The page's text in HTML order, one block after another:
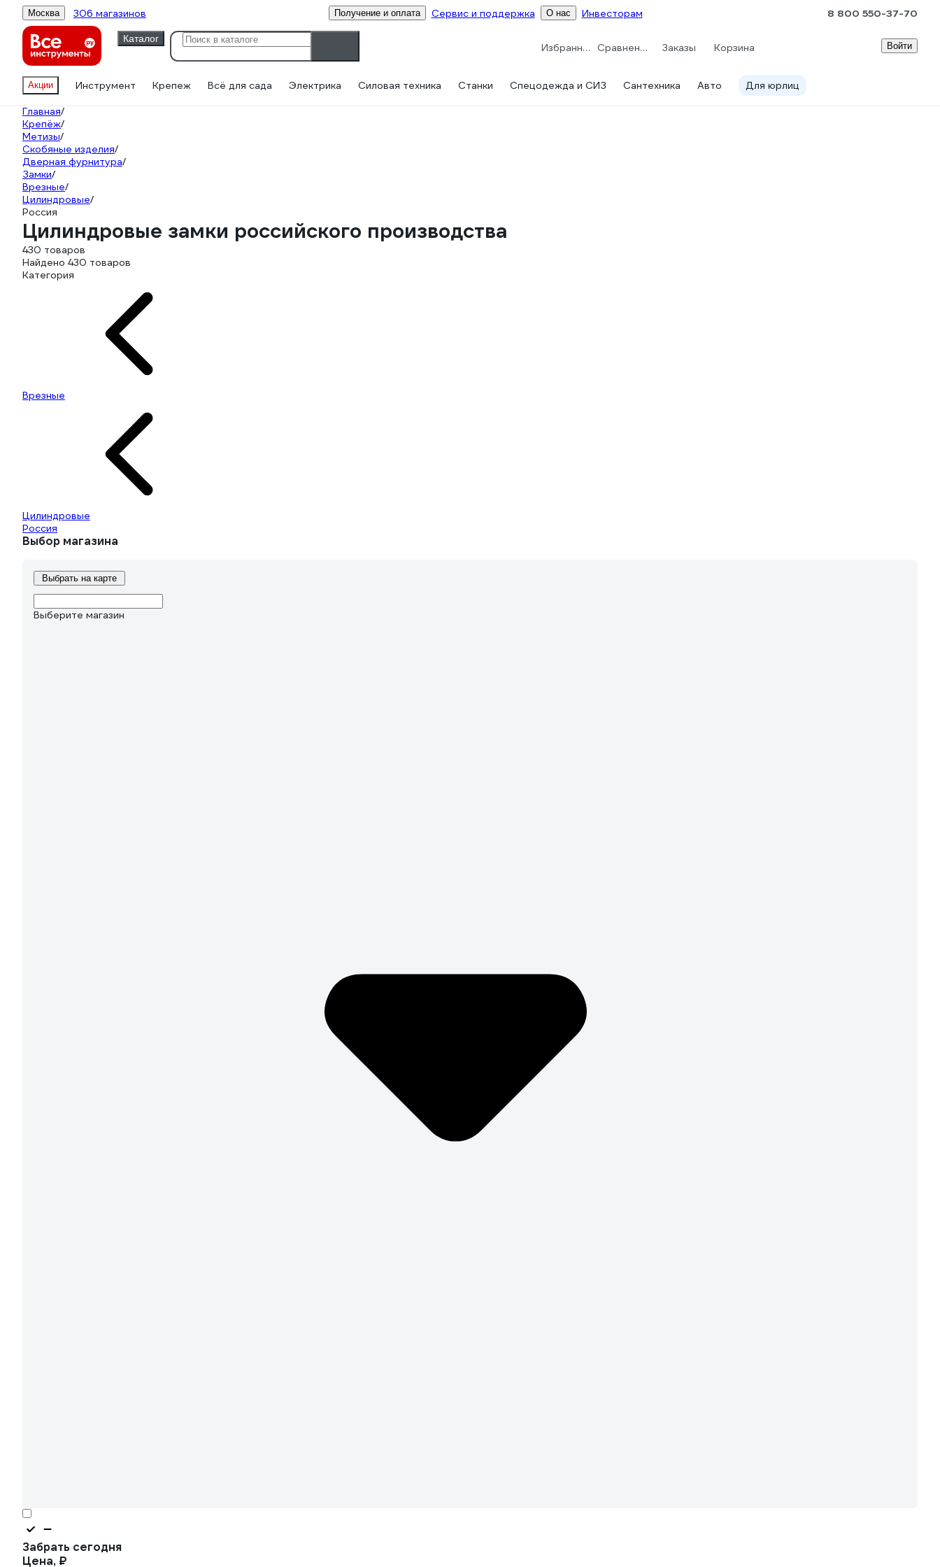
Москва 306 магазинов Получение и оплата Сервис и поддержка О нас Инвесторам 8 800 550-37-70
Каталог
Избранное Сравнение Заказы Корзина Войти
Акции Инструмент Крепеж Всё для сада Электрика Силовая техника Станки Спецодежда и СИЗ Сантехника Авто Для юрлиц
Главная/
Крепёж/
Метизы/
Скобяные изделия/
Дверная фурнитура/
Замки/
Врезные/
Цилиндровые/
Россия
Цилиндровые замки российского производства
430 товаров
Найдено 430 товаров
Категория
Врезные
Цилиндровые
Россия
Выбор магазина
Выбрать на карте
Выберите магазин
Забрать сегодня
Цена, ₽